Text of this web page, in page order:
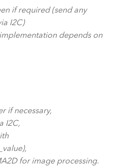
if required (send any
I2C)
depends on
necessary,
I2C,
for image processing.